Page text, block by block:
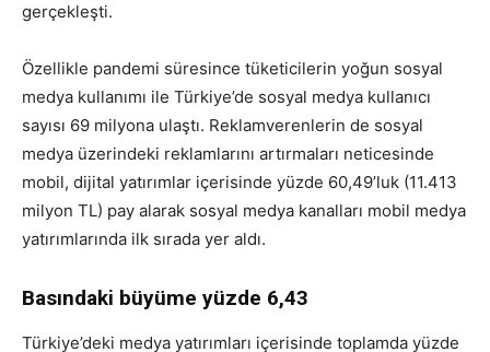
gerçekleşti.
Özellikle pandemi süresince tüketicilerin yoğun sosyal
medya kullanımı ile Türkiye’de sosyal medya kullanıcı
sayısı 69 milyona ulaştı. Reklamverenlerin de sosyal
medya üzerindeki reklamlarını artırmaları neticesinde
mobil, dijital yatırımlar içerisinde yüzde 60,49’luk (11.413
milyon TL) pay alarak sosyal medya kanalları mobil medya
yatırımlarında ilk sırada yer aldı.
Basındaki büyüme yüzde 6,43
Türkiye’deki medya yatırımları içerisinde toplamda yüzde